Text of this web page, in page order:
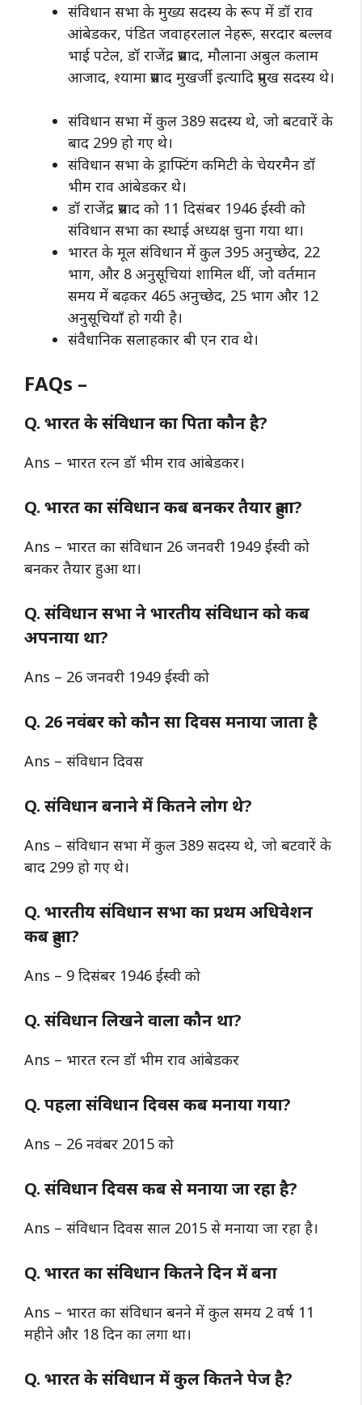
संविधान सभा के मुख्य सदस्य के रूप में डॉ राव
आंबेडकर, पंडित जवाहरलाल नेहरू, सरदार बल्लव
भाई पटेल, डॉ राजेंद्र प्रसाद, मौलाना अबुल कलाम
आजाद, श्यामा प्रसाद मुखर्जी इत्यादि प्रमुख सदस्य थे।
संविधान सभा में कुल 389 सदस्य थे, जो बटवारें के
बाद 299 हो गए थे।
संविधान सभा के ड्राफ्टिंग कमिटी के चेयरमैन डॉ
भीम राव आंबेडकर थे।
डॉ राजेंद्र प्रसाद को 11 दिसंबर 1946 ईस्वी को
संविधान सभा का स्थाई अध्यक्ष चुना गया था।
भारत के मूल संविधान में कुल 395 अनुच्छेद, 22
भाग, और 8 अनुसूचियां शामिल थीं, जो वर्तमान
समय में बढ़कर 465 अनुच्छेद, 25 भाग और 12
अनुसूचियाँ हो गयी है।
संवैधानिक सलाहकार बी एन राव थे।
FAQs –
Q. भारत के संविधान का पिता कौन है?
Ans – भारत रत्न डॉ भीम राव आंबेडकर।
Q. भारत का संविधान कब बनकर तैयार हुआ?
Ans – भारत का संविधान 26 जनवरी 1949 ईस्वी को
बनकर तैयार हुआ था।
Q. संविधान सभा ने भारतीय संविधान को कब
अपनाया था?
Ans – 26 जनवरी 1949 ईस्वी को
Q. 26 नवंबर को कौन सा दिवस मनाया जाता है
Ans – संविधान दिवस
Q. संविधान बनाने में कितने लोग थे?
Ans – संविधान सभा में कुल 389 सदस्य थे, जो बटवारें के
बाद 299 हो गए थे।
Q. भारतीय संविधान सभा का प्रथम अधिवेशन
कब हुआ?
Ans – 9 दिसंबर 1946 ईस्वी को
Q. संविधान लिखने वाला कौन था?
Ans – भारत रत्न डॉ भीम राव आंबेडकर
Q. पहला संविधान दिवस कब मनाया गया?
Ans – 26 नवंबर 2015 को
Q. संविधान दिवस कब से मनाया जा रहा है?
Ans – संविधान दिवस साल 2015 से मनाया जा रहा है।
Q. भारत का संविधान कितने दिन में बना
Ans – भारत का संविधान बनने में कुल समय 2 वर्ष 11
महीने और 18 दिन का लगा था।
Q. भारत के संविधान में कुल कितने पेज है?